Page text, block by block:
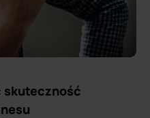
skuteczność